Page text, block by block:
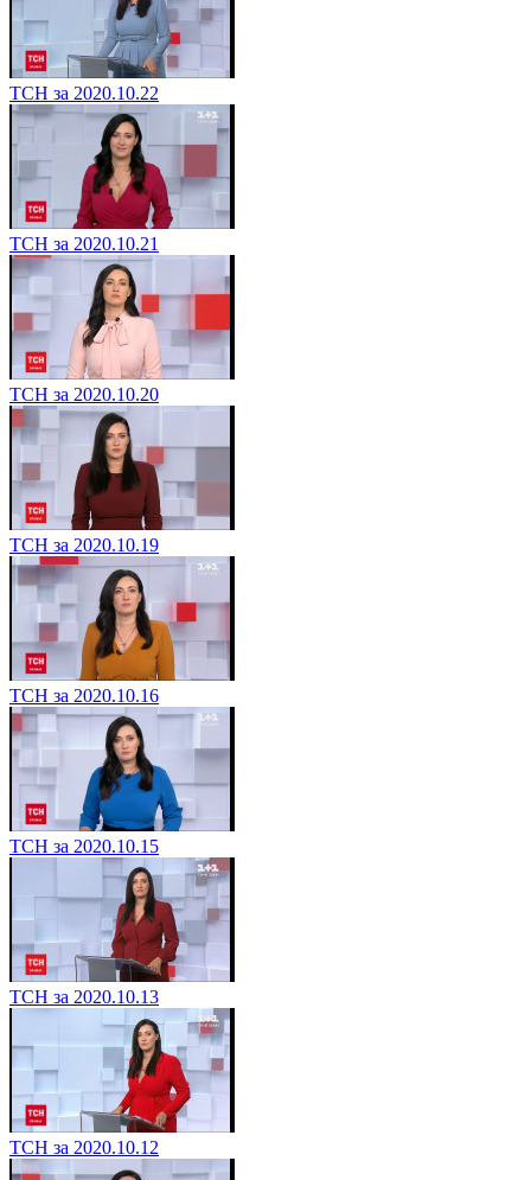
ТСН за 2020.10.22
ТСН за 2020.10.21
ТСН за 2020.10.20
ТСН за 2020.10.19
ТСН за 2020.10.16
ТСН за 2020.10.15
ТСН за 2020.10.13
ТСН за 2020.10.12